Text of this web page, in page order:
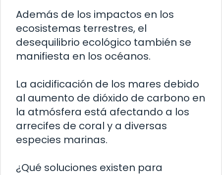
Además de los impactos en los
ecosistemas terrestres, el
desequilibrio ecológico también se
manifiesta en los océanos.
La acidificación de los mares debido
al aumento de dióxido de carbono en
la atmósfera está afectando a los
arrecifes de coral y a diversas
especies marinas.
¿Qué soluciones existen para